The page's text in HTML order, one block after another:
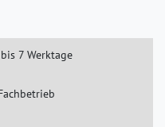
7 Werktage